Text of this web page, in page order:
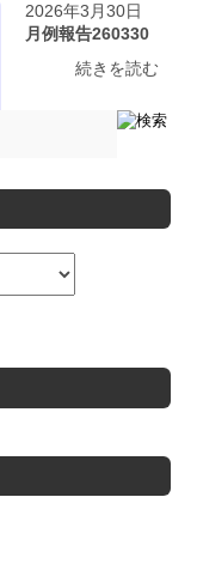
2026年3月30日
月例報告260330
続きを読む